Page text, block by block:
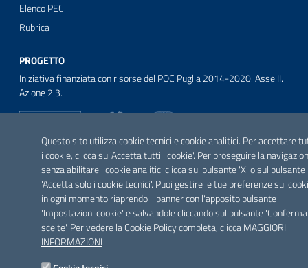
Questo sito utilizza cookie tecnici e cookie analitici. Per accettare
i cookie, clicca su 'Accetta tutti i cookie'. Per proseguire la
senza abilitare i cookie analitici clicca sul pulsante 'X' o sul pulsante
'Accetta solo i cookie tecnici'. Puoi gestire le tue preferenze sui
in ogni momento riaprendo il banner con l'apposito pulsante
'Impostazioni cookie' e salvandole cliccando sul pulsante
scelte'. Per vedere la Cookie Policy completa, cliccaMAGGIORI
INFORMAZIONI
Elenco PEC
Rubrica
PROGETTO
Iniziativa finanziata con risorse del POC Puglia 2014-2020. Asse II.
Azione 2.3.
SEGUICI SU
FacebookTwitter Youtube InstagramLinkedin